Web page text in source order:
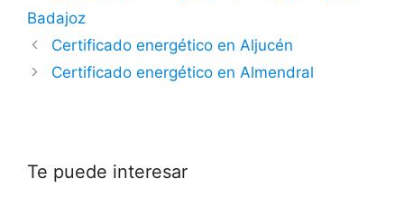
Badajoz
Certificado energético en Aljucén
Certificado energético en Almendral
Te puede interesar